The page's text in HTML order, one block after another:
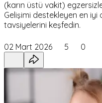
(karın üstü vakit)
Gelişimi destekleyen en iyi
tavsiyelerini keşfedin.
02 Mart 2026 5 0